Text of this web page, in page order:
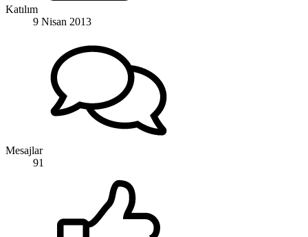
Katılım
9 Nisan 2013
Mesajlar
91